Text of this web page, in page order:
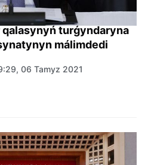
qalasynyń turǵyndaryna
málimdedi
06 Tamyz 2021